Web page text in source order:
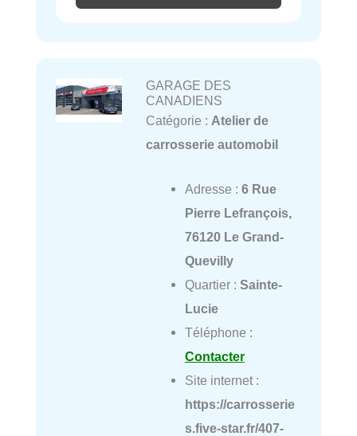
GARAGE DES
CANADIENS
Catégorie : Atelier de
carrosserie automobil
Adresse : 6 Rue
Pierre Lefrançois,
76120 Le Grand-
Quevilly
Quartier : Sainte-
Lucie
Téléphone :
Contacter
Site internet :
https://carrosserie
s.five-star.fr/407-